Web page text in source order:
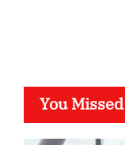
You Missed